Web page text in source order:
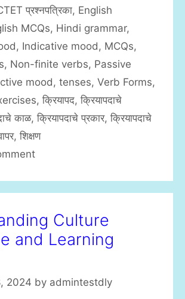
प्रश्नपत्रिका, English
MCQs, Hindi grammar,
, Indicative mood , MCQs,
, Non-finite verbs, Passive
mood , tenses, Verb Forms,
, क्रियापद, क्रियापदाचे
काळ, क्रियापदाचे प्रकार, क्रियापदाचे
, शिक्षण
Culture
and Learning
2024 by admintestdly